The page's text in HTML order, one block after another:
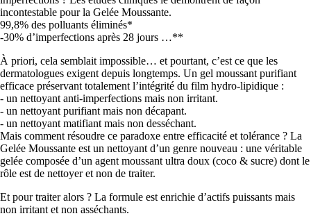
incontestable pour la Gelée Moussante.
99,8% des polluants éliminés*
-30% d’imperfections après 28 jours …**
À priori, cela semblait impossible… et pourtant, c’est ce que les
dermatologues exigent depuis longtemps. Un gel moussant purifiant
efficace préservant totalement l’intégrité du film hydro-lipidique :
- un nettoyant anti-imperfections mais non irritant.
- un nettoyant purifiant mais non décapant.
- un nettoyant matifiant mais non desséchant.
Mais comment résoudre ce paradoxe entre efficacité et tolérance ? La
Gelée Moussante est un nettoyant d’un genre nouveau : une véritable
gelée composée d’un agent moussant ultra doux (coco & sucre) dont le
rôle est de nettoyer et non de traiter.
Et pour traiter alors ? La formule est enrichie d’actifs puissants mais
non irritant et non asséchants.